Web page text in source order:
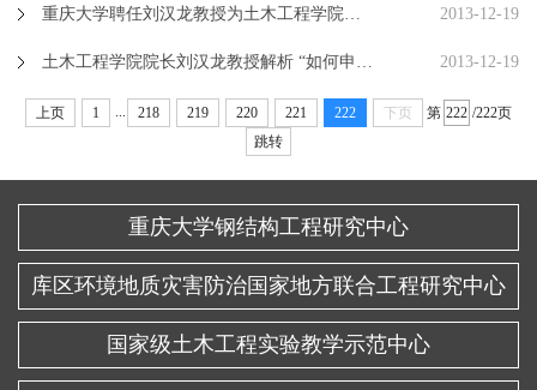
重庆大学聘任刘汉龙教授为土木工程学院院长(图文) 2013-12-19
土木工程学院院长刘汉龙教授解析 “如何申请国家自然科学基金” 2013-12-19
上页 1 ... 218 219 220 221 222 下页 第
/222页
跳转
重庆大学钢结构工程研究中心
库区环境地质灾害防治国家地方联合工程研究中心
国家级土木工程实验教学示范中心